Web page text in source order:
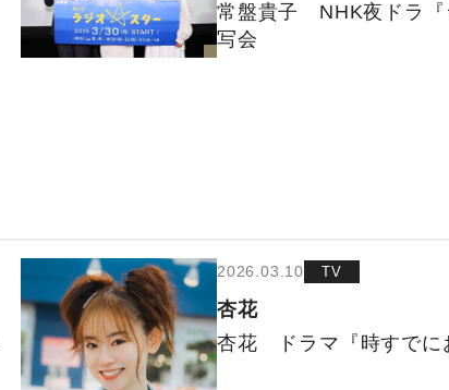
常盤貴子 NHK夜ドラ『
写会
2026.03.10 TV
杏花
杏花 ドラマ『時すでに